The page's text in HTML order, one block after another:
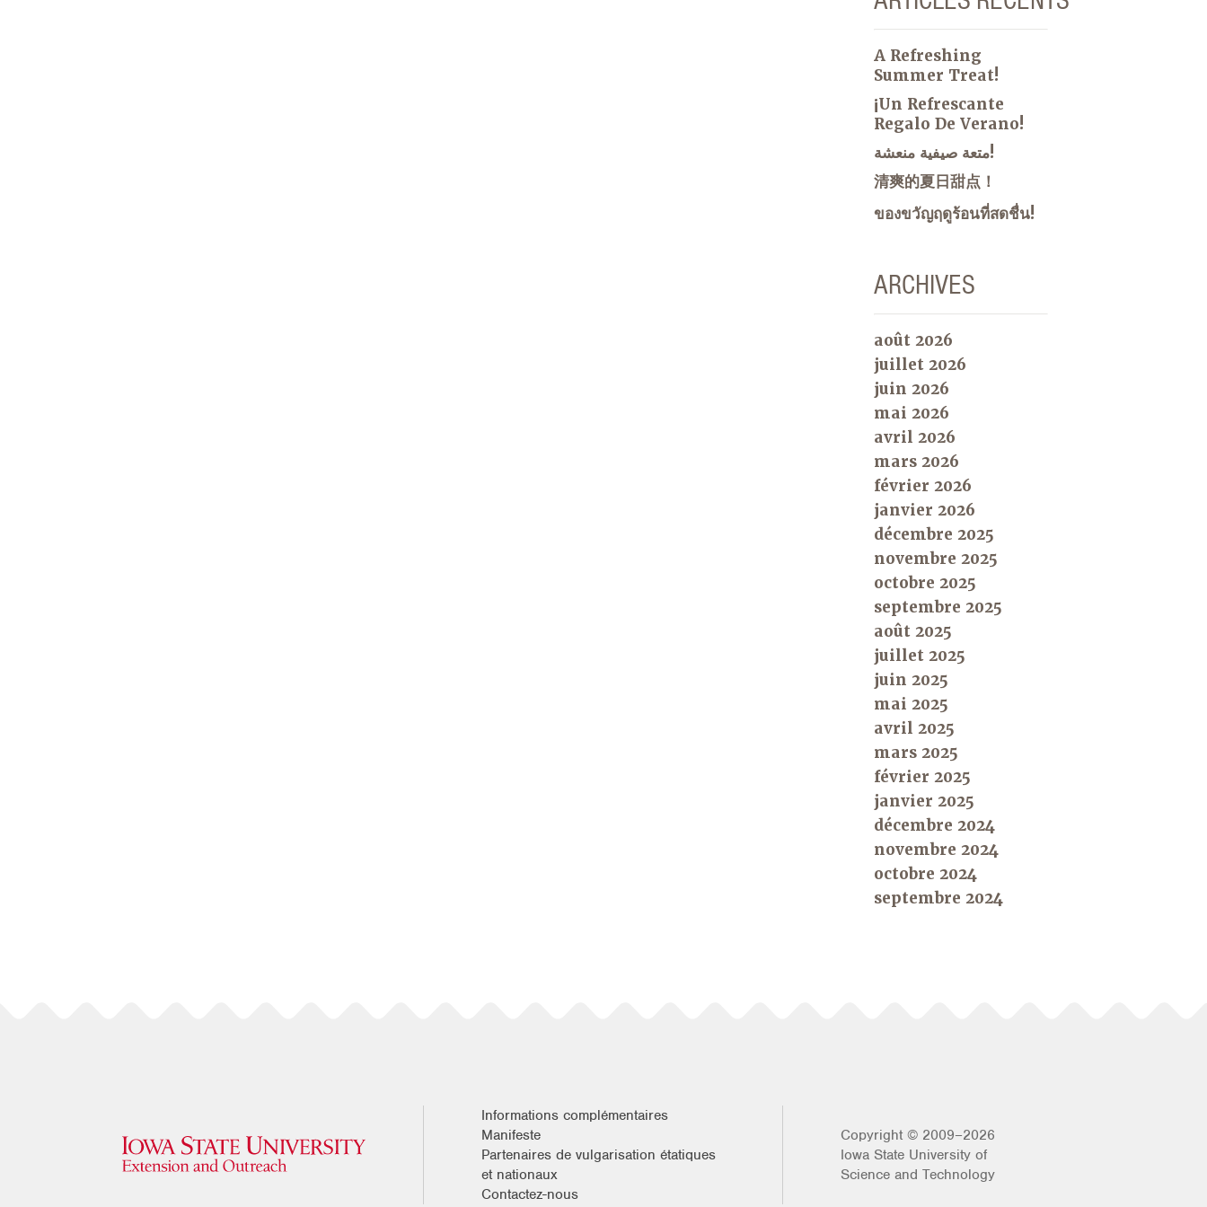
A Refreshing
Summer Treat!
¡Un Refrescante
Regalo De Verano!
متعة صيفية منعشة!
清爽的夏日甜点！
ของขวัญฤดูร้อนที่สดชื่น!
ARCHIVES
août 2026
juillet 2026
juin 2026
mai 2026
avril 2026
mars 2026
février 2026
janvier 2026
décembre 2025
novembre 2025
octobre 2025
septembre 2025
août 2025
juillet 2025
juin 2025
mai 2025
avril 2025
mars 2025
février 2025
janvier 2025
décembre 2024
novembre 2024
octobre 2024
septembre 2024
Informations complémentaires
Manifeste
Partenaires de vulgarisation étatiques
et nationaux
Contactez-nous
Copyright © 2009–2026
Iowa State University of
Science and Technology